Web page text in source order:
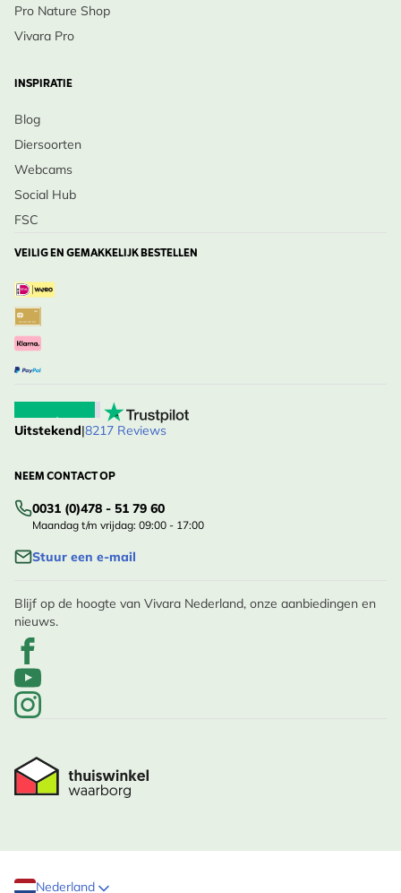
Pro Nature Shop
Vivara Pro
INSPIRATIE
Blog
Diersoorten
Webcams
Social Hub
FSC
VEILIG EN GEMAKKELIJK BESTELLEN
Uitstekend|8217 Reviews
NEEM CONTACT OP
0031 (0)478 - 51 79 60
Maandag t/m vrijdag: 09:00 - 17:00
Stuur een e-mail
Blijf op de hoogte van Vivara Nederland, onze aanbiedingen en
nieuws.
Nederland